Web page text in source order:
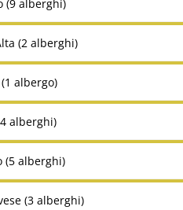
(9 alberghi)
(2 alberghi)
albergo)
alberghi)
(5 alberghi)
(3 alberghi)